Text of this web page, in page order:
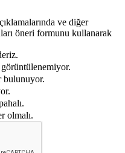
ve diğer
öneri formunu kullanarak
bulunuyor.
olmalı.